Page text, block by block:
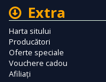
Extra
Harta sitului
Producători
Oferte speciale
Vouchere cadou
Afiliaţi